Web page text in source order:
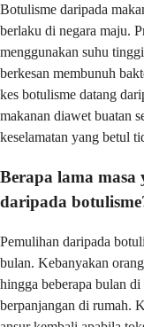
Botulisme daripada
berlaku di negara maju.
menggunakan suhu
berkesan membunuh
kes botulisme datang
makanan diawet buatan
keselamatan yang betul
Berapa lama
daripada
Pemulihan daripada
bulan. Kebanyakan
hingga beberapa bulan
berpanjangan di rumah.